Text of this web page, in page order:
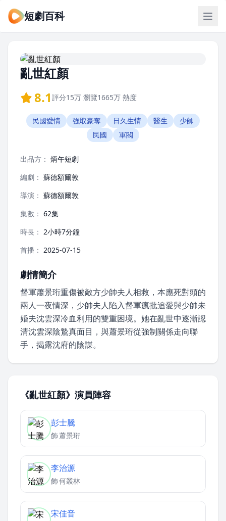
短劇百科
亂世紅顏
8.1 評分15万 瀏覽1665万 熱度
民國愛情 強取豪奪 日久生情 醫生
少帥
民國
軍閥
出品方： 炳午短劇
編劇： 蘇德額爾敦
導演： 蘇德額爾敦
集數： 62集
時長： 2小時7分鐘
首播： 2025-07-15
劇情簡介
督軍蕭景珩重傷被敵方少帥夫人相救，本應死對頭的
兩人一夜情深，少帥夫人陷入督軍瘋批追愛與少帥未
婚夫沈雲深冷血利用的雙重困境。她在亂世中逐漸認
清沈雲深陰鷙真面目，與蕭景珩從強制關係走向聯
手，揭露沈府的陰謀。
《亂世紅顏》演員陣容
彭士騰
飾蕭景珩
李治源
飾何叢林
宋佳音